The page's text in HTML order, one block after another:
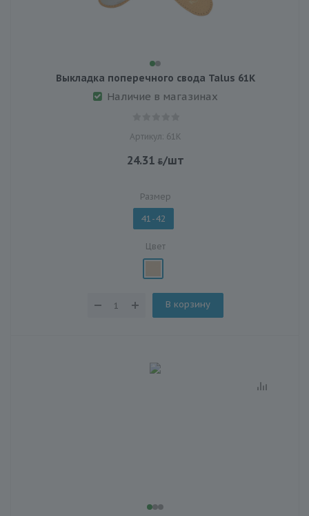
Выкладка поперечного свода Talus 61К
Наличие в магазинах
Артикул: 61К
24.31 /шт
Размер
41-42
Цвет
В корзину